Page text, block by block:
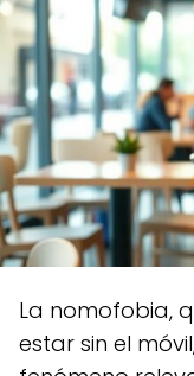
La nomofobia,
estar sin el